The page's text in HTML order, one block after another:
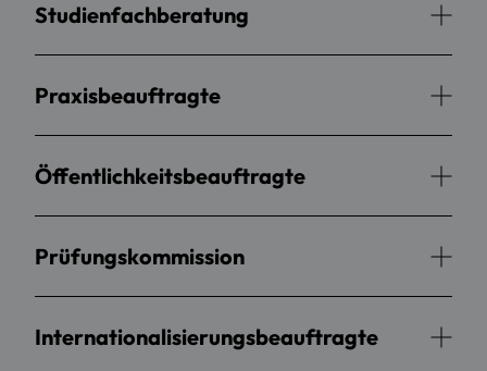
Studienfachberatung
Praxisbeauftragte
Öffentlichkeitsbeauftragte
Prüfungskommission
Internationalisierungsbeauftragte